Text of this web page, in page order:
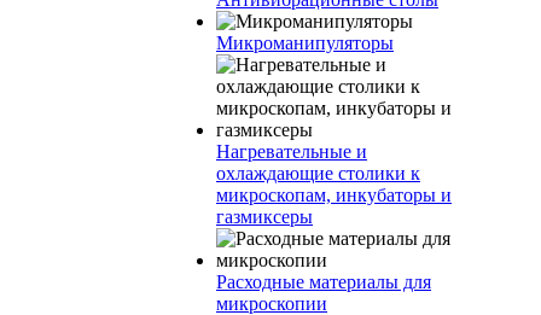
Микроманипуляторы
Нагревательные и
охлаждающие столики к
микроскопам, инкубаторы и
газмиксеры
Расходные материалы для
микроскопии